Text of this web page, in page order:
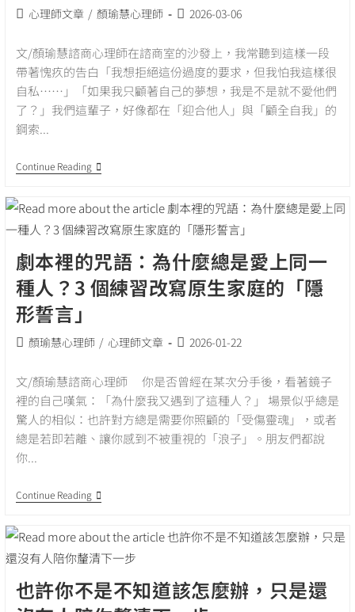
Post心理師文章 / 顏瑜慧心理師
Post2026-03-06
文/顏瑜慧諮商心理師在諮商室的沙發上，我常聽到這樣一段
帶著愧疚的告白「我想拒絕這份過度的要求，但我怕我這樣很
自私……」「如果我只顧著自己的夢想，我是不是就不愛他們
了？」我們這輩子，好像都在「迎合他人」與「顧全自我」的
鋼索...
Continue Reading我
是
「做
自
己」，
是
「自
私」？
——
的
裡，
找
回
與
世
界
處
習
劇本裡的咒語：為什麼總是愛上同一
種人？3 個練習改寫原生家庭的「隱
形誓言」
Post顏瑜慧心理師 / 心理師文章
Post2026-01-22
文/顏瑜慧諮商心理師 你是否曾經在某次分手後，看著鏡子
裡的自己嘆氣：「為什麼我又遇到了這種人？」 場景似乎總是
驚人的相似：也許對方總是需要你照顧的「受傷靈魂」，或者
總是若即若離、讓你感到不被重視的「浪子」。朋友們都說
你...
Continue Reading劇
本
的
咒
語：
什
麼
也許你不是不知道該怎麼辦，只是還